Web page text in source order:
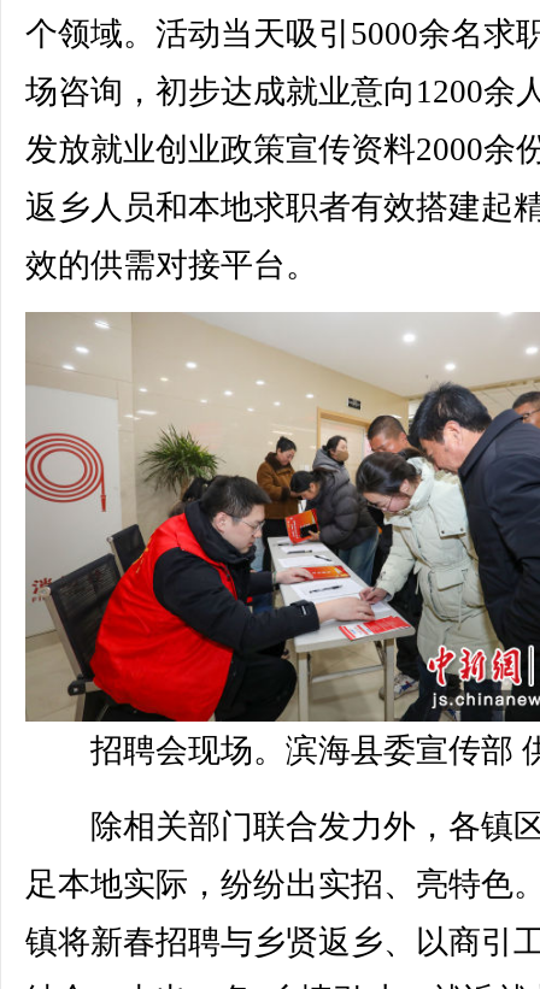
个领域。活动当天吸引5000余名求
场咨询，初步达成就业意向1200余
发放就业创业政策宣传资料2000余
返乡人员和本地求职者有效搭建起
效的供需对接平台。
招聘会现场。滨海县委宣传部
除相关部门联合发力外，各镇
足本地实际，纷纷出实招、亮特色
镇将新春招聘与乡贤返乡、以商引